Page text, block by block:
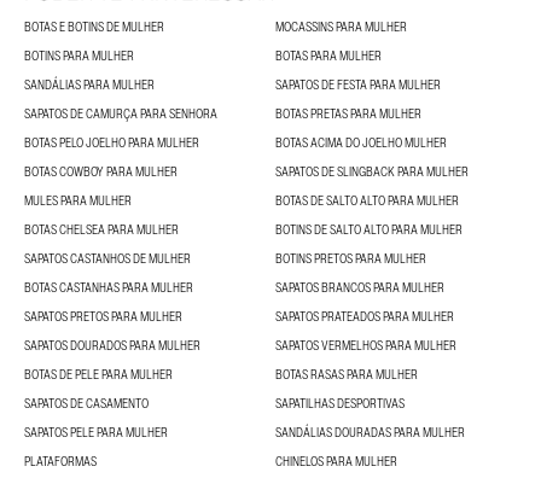
BOTAS E BOTINS DE MULHER
MOCASSINS PARA MULHER
BOTINS PARA MULHER
BOTAS PARA MULHER
SANDÁLIAS PARA MULHER
SAPATOS DE FESTA PARA MULHER
SAPATOS DE CAMURÇA PARA SENHORA
BOTAS PRETAS PARA MULHER
BOTAS PELO JOELHO PARA MULHER
BOTAS ACIMA DO JOELHO MULHER
BOTAS COWBOY PARA MULHER
SAPATOS DE SLINGBACK PARA MULHER
MULES PARA MULHER
BOTAS DE SALTO ALTO PARA MULHER
BOTAS CHELSEA PARA MULHER
BOTINS DE SALTO ALTO PARA MULHER
SAPATOS CASTANHOS DE MULHER
BOTINS PRETOS PARA MULHER
BOTAS CASTANHAS PARA MULHER
SAPATOS BRANCOS PARA MULHER
SAPATOS PRETOS PARA MULHER
SAPATOS PRATEADOS PARA MULHER
SAPATOS DOURADOS PARA MULHER
SAPATOS VERMELHOS PARA MULHER
BOTAS DE PELE PARA MULHER
BOTAS RASAS PARA MULHER
SAPATOS DE CASAMENTO
SAPATILHAS DESPORTIVAS
SAPATOS PELE PARA MULHER
SANDÁLIAS DOURADAS PARA MULHER
PLATAFORMAS
CHINELOS PARA MULHER